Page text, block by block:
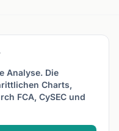
Analyse. Die
Charts,
FCA, CySEC und